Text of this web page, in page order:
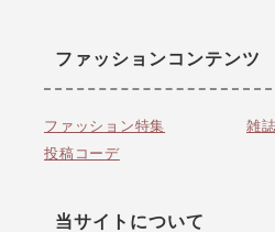
ファッションコンテンツ
ファッション特集
雑
投稿コーデ
当サイトについて